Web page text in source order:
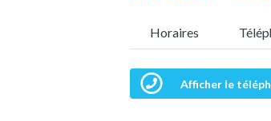
Horaires
Afficher le